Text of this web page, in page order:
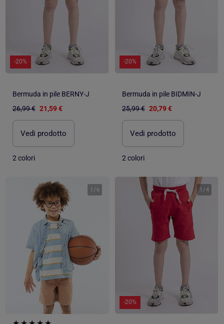
-20%
Bermuda in pile BERNY-J
26,99 € 21,59 €
Vedi prodotto
2 colori
-20%
Bermuda in pile BIDMIN-J
25,99 € 20,79 €
Vedi prodotto
2 colori
1 / 6 1 /4
-20%